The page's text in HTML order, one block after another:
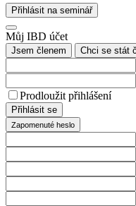
Přihlásit na seminář
Můj IBD účet
Jsem členem Chci se stát
Prodloužit přihlášení
Přihlásit se
Zapomenuté heslo